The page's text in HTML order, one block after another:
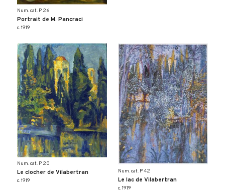
Num. cat. P 26
Portrait de M. Pancraci
c. 1919
Num. cat. P 20
Le clocher de Vilabertran
c. 1919
Num. cat. P 42
Le lac de Vilabertran
c. 1919